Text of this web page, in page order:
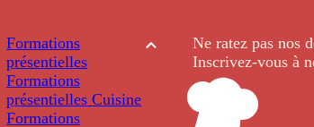
Formations
présentielles
Formations
présentielles Cuisine
Formations
Ne ratez pas nos
Inscrivez-vous à